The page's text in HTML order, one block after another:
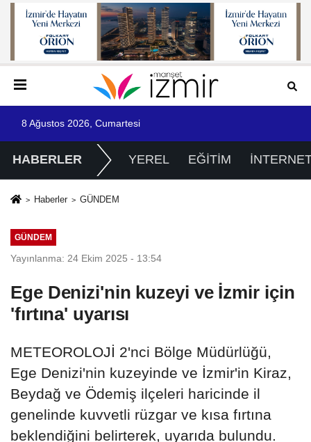
8 Ağustos 2026, Cumartesi
HABERLER YEREL EĞİTİM
Haberler GÜNDEM
GÜNDEM
Yayınlanma: 24 Ekim 2025 - 13:54
Ege Denizi'nin kuzeyi ve İzmir için
'fırtına' uyarısı
METEOROLOJİ 2'nci Bölge Müdürlüğü,
Ege Denizi'nin kuzeyinde ve İzmir'in Kiraz,
Beydağ ve Ödemiş ilçeleri haricinde il
genelinde kuvvetli rüzgar ve kısa fırtına
beklendiğini belirterek, uyarıda bulundu.